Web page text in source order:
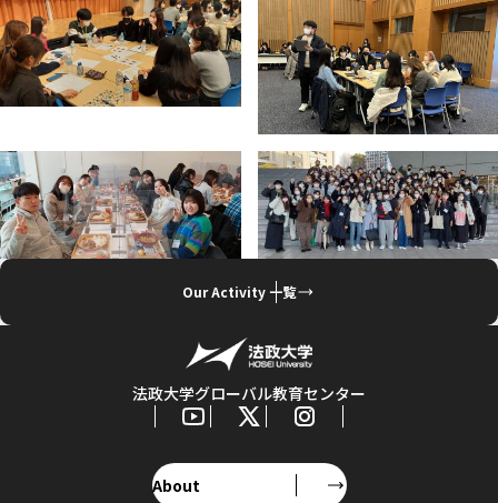
Our Activity 一覧
法政大学グローバル教育センター
About